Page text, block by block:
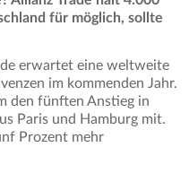
für möglich, sollte
erwartet eine weltweite
im kommenden Jahr.
den fünften Anstieg in
Paris und Hamburg mit.
Prozent mehr